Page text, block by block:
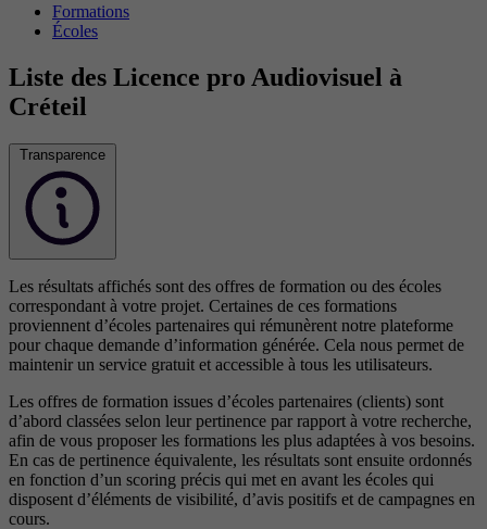
Formations
Écoles
Liste des Licence pro Audiovisuel à
Créteil
Transparence
Les résultats affichés sont des offres de formation ou des écoles
correspondant à votre projet. Certaines de ces formations
proviennent d’écoles partenaires qui rémunèrent notre plateforme
pour chaque demande d’information générée. Cela nous permet de
maintenir un service gratuit et accessible à tous les utilisateurs.
Les offres de formation issues d’écoles partenaires (clients) sont
d’abord classées selon leur pertinence par rapport à votre recherche,
afin de vous proposer les formations les plus adaptées à vos besoins.
En cas de pertinence équivalente, les résultats sont ensuite ordonnés
en fonction d’un scoring précis qui met en avant les écoles qui
disposent d’éléments de visibilité, d’avis positifs et de campagnes en
cours.